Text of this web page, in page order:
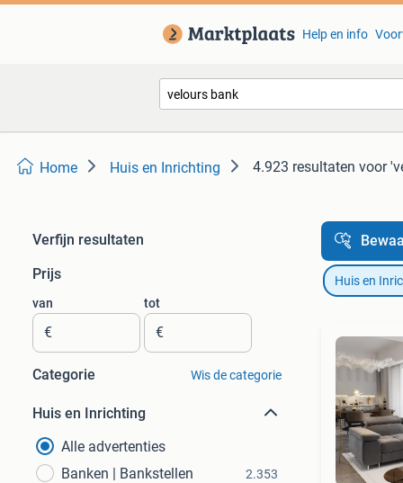
Help en info
Home Huis en Inrichting 4.923 resultaten voor
Verfijn resultaten
Prijs
van
€
tot
€
Categorie Wis de categorie
Huis en Inrichting
Alle advertenties
Banken | Bankstellen
2.353
Huis en